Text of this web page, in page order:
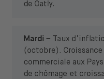
de Oatly.
Mardi –
Taux
(octobre).
commerciale aux
de chômage et